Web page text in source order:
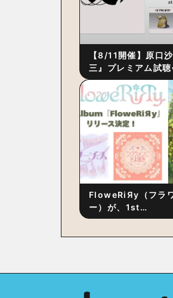
【8/11開催】原口
三』プレミアム試聴
ーク・セッション
後の“ピュアな原音
作秘話
FloweRiЯy（フラ
ー）が、1st
Album『